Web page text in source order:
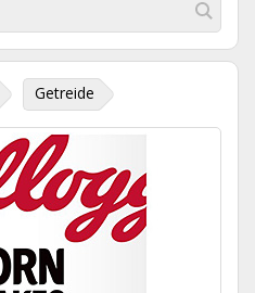
Getreide